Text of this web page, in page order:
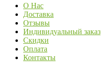
О Нас
Доставка
Отзывы
Индивидуальный заказ
Скидки
Оплата
Контакты